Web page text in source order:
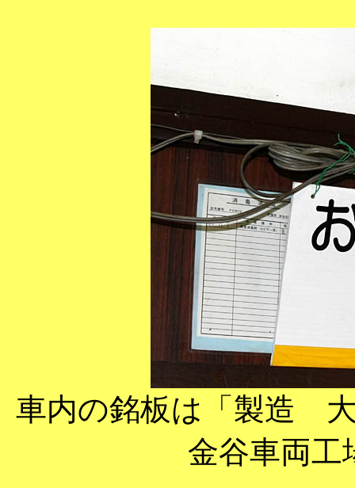
車内の銘板は「製造
金谷車両